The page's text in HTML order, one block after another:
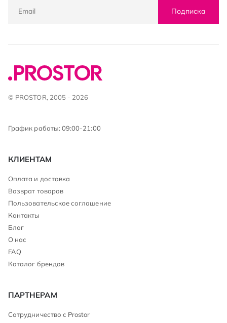
Подписка
© PROSTOR, 2005 - 2026
График работы: 09:00-21:00
КЛИЕНТАМ
Оплата и доставка
Возврат товаров
Пользовательское соглашение
Контакты
Блог
О нас
FAQ
Каталог брендов
ПАРТНЕРАМ
Сотрудничество с Prostor